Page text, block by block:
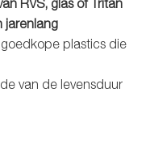
RVS, glas of Tritan
jarenlang
plastics die
van de levensduur